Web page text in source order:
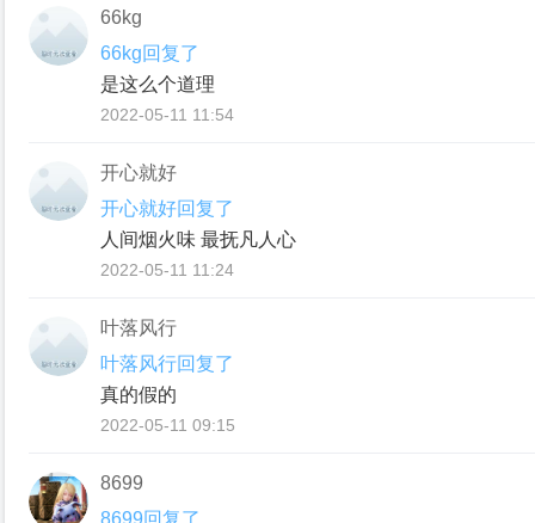
66kg
66kg回复了
是这么个道理
2022-05-11 11:54
开心就好
开心就好回复了
人间烟火味 最抚凡人心
2022-05-11 11:24
叶落风行
叶落风行回复了
真的假的
2022-05-11 09:15
8699
8699回复了